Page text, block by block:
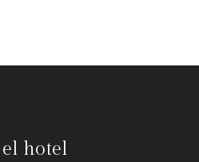
el hotel